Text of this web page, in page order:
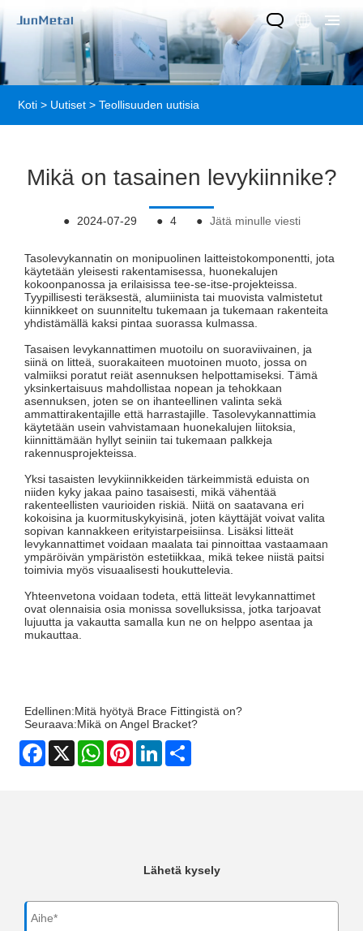
Koti > Uutiset >Teollisuuden uutisia
Mikä on tasainen levykiinnike?
● 2024-07-29 ● 4 ● Jätä minulle viesti
Tasolevykannatin on monipuolinen laitteistokomponentti, jota
käytetään yleisesti rakentamisessa, huonekalujen
kokoonpanossa ja erilaisissa tee-se-itse-projekteissa.
Tyypillisesti teräksestä, alumiinista tai muovista valmistetut
kiinnikkeet on suunniteltu tukemaan ja tukemaan rakenteita
yhdistämällä kaksi pintaa suorassa kulmassa.
Tasaisen levykannattimen muotoilu on suoraviivainen, ja
siinä on litteä, suorakaiteen muotoinen muoto, jossa on
valmiiksi poratut reiät asennuksen helpottamiseksi. Tämä
yksinkertaisuus mahdollistaa nopean ja tehokkaan
asennuksen, joten se on ihanteellinen valinta sekä
ammattirakentajille että harrastajille. Tasolevykannattimia
käytetään usein vahvistamaan huonekalujen liitoksia,
kiinnittämään hyllyt seiniin tai tukemaan palkkeja
rakennusprojekteissa.
Yksi tasaisten levykiinnikkeiden tärkeimmistä eduista on
niiden kyky jakaa paino tasaisesti, mikä vähentää
rakenteellisten vaurioiden riskiä. Niitä on saatavana eri
kokoisina ja kuormituskykyisinä, joten käyttäjät voivat valita
sopivan kannakkeen erityistarpeisiinsa. Lisäksi litteät
levykannattimet voidaan maalata tai pinnoittaa vastaamaan
ympäröivän ympäristön estetiikkaa, mikä tekee niistä paitsi
toimivia myös visuaalisesti houkuttelevia.
Yhteenvetona voidaan todeta, että litteät levykannattimet
ovat olennaisia ​​osia monissa sovelluksissa, jotka tarjoavat
lujuutta ja vakautta samalla kun ne on helppo asentaa ja
mukauttaa.
Edellinen:Mitä hyötyä Brace Fittingistä on?
Seuraava:Mikä on Angel Bracket?
Facebook
X WhatsAppPinterestLinkedIn
Lähetä kysely